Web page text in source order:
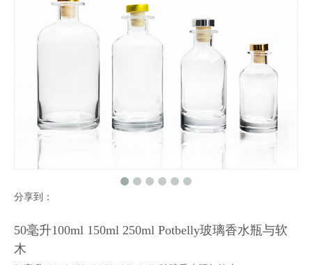
分享到：
50毫升100ml 150ml 250ml Potbelly玻璃香水瓶与软
木